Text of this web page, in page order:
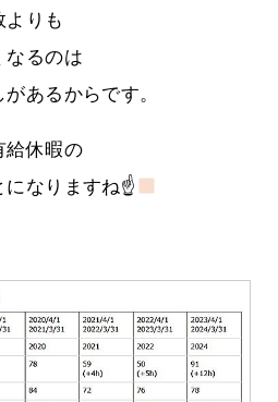
よりも
なるのは
あるからです。
給休暇の
になりますね☝